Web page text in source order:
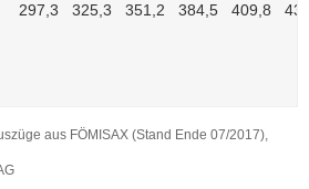
297,3 325,3 351,2 384,5 409,8
aus FÖMISAX (Stand Ende 07/2017),